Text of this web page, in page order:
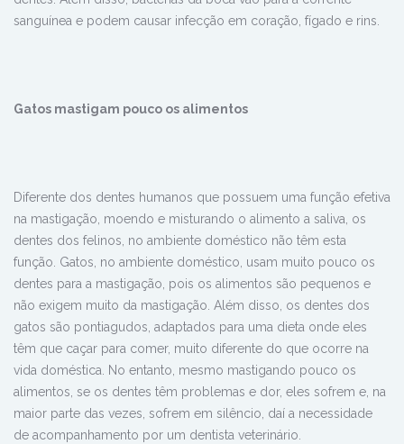
sanguínea e podem causar infecção em coração, fígado e rins.
Gatos mastigam pouco os alimentos
Diferente dos dentes humanos que possuem uma função efetiva
na mastigação, moendo e misturando o alimento a saliva, os
dentes dos felinos, no ambiente doméstico não têm esta
função. Gatos, no ambiente doméstico, usam muito pouco os
dentes para a mastigação, pois os alimentos são pequenos e
não exigem muito da mastigação. Além disso, os dentes dos
gatos são pontiagudos, adaptados para uma dieta onde eles
têm que caçar para comer, muito diferente do que ocorre na
vida doméstica. No entanto, mesmo mastigando pouco os
alimentos, se os dentes têm problemas e dor, eles sofrem e, na
maior parte das vezes, sofrem em silêncio, daí a necessidade
de acompanhamento por um dentista veterinário.